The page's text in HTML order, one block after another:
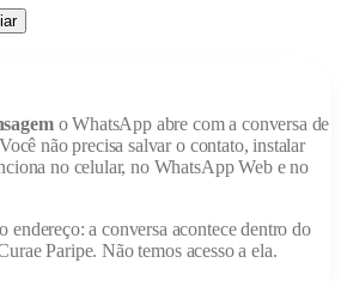
o WhatsApp abre com a conversa de
não precisa salvar o contato, instalar
no celular, no WhatsApp Web e no
endereço: a conversa acontece dentro do
Paripe. Não temos acesso a ela.